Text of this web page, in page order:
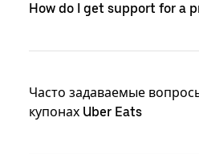
How do I get support for a
Часто задаваемые
купонах Uber Eats